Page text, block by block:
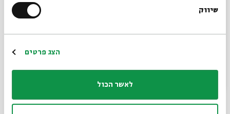
שיווק
הצג פרטים
לאשר הכול